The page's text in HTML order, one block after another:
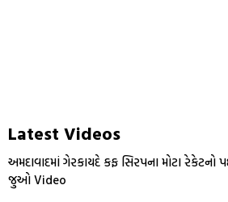
Latest Videos
અમદાવાદમાં ગેરકાયદે કફ સિરપના મોટા રેકેટનો
જુઓ Video